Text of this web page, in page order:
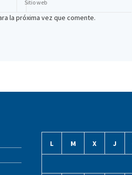
la próxima vez que comente.
L M X J